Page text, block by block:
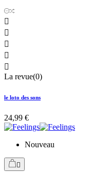





La revue(0)
le loto des sons
24,99 €
Nouveau
